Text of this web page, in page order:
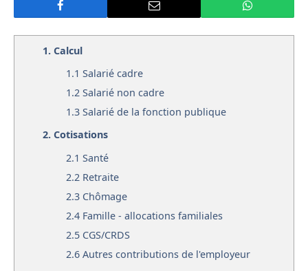
1. Calcul
1.1 Salarié cadre
1.2 Salarié non cadre
1.3 Salarié de la fonction publique
2. Cotisations
2.1 Santé
2.2 Retraite
2.3 Chômage
2.4 Famille - allocations familiales
2.5 CGS/CRDS
2.6 Autres contributions de l'employeur